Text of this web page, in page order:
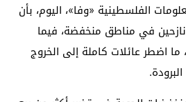
الفلسطينية «وفا»، اليوم، بأن
في مناطق منخفضة، فيما
ما اضطر عائلات كاملة إلى الخروج